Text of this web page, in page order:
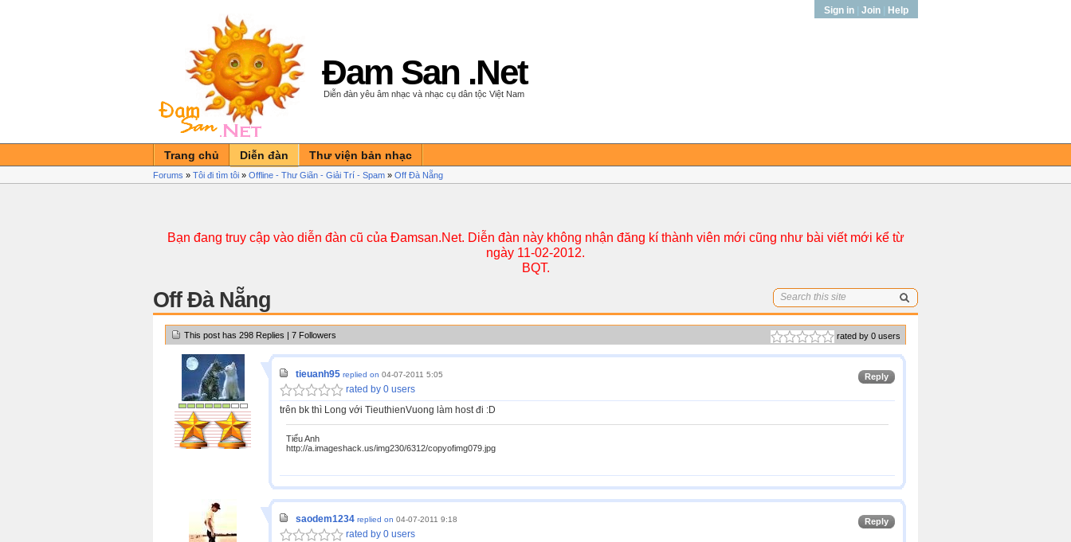
Đam San .Net
Diễn đàn yêu âm nhạc và nhạc cụ dân tộc Việt Nam
Sign in Join Help
Trang chủ Diễn đàn Thư viện bản nhạc
Forums » Tôi đi tìm tôi » Offline - Thư Giãn - Giải Trí - Spam » Off Đà Nẵng
Bạn đang truy cập vào diễn đàn cũ của Đamsan.Net. Diễn đàn này không nhận đăng kí thành viên mới cũng như bài viết mới kể từ
ngày 11-02-2012.
BQT.
Off Đà Nẵng
rated by 0 users
This post has 298 Replies | 7 Followers
Reply
tieuanh95 replied on 04-07-2011 5:05
rated by 0 users
trên bk thì Long với TieuthienVuong làm host đi :D
Tiểu Anh
http://a.imageshack.us/img230/6312/copyofimg079.jpg
Reply
saodem1234 replied on 04-07-2011 9:18
rated by 0 users